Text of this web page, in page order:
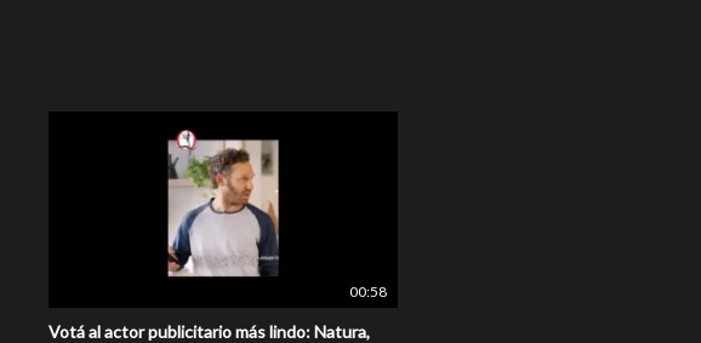
00:58
Votá al actor publicitario más lindo: Natura,